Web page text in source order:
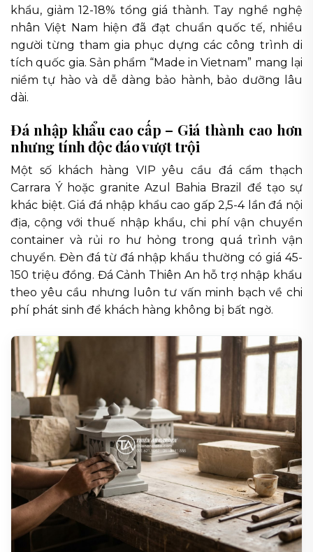
khẩu, giảm 12-18% tổng giá thành. Tay nghề nghệ
nhân Việt Nam hiện đã đạt chuẩn quốc tế, nhiều
người từng tham gia phục dựng các công trình di
tích quốc gia. Sản phẩm “Made in Vietnam” mang lại
niềm tự hào và dễ dàng bảo hành, bảo dưỡng lâu
dài.
Đá nhập khẩu cao cấp – Giá thành cao hơn
nhưng tính độc đáo vượt trội
Một số khách hàng VIP yêu cầu đá cẩm thạch
Carrara Ý hoặc granite Azul Bahia Brazil để tạo sự
khác biệt. Giá đá nhập khẩu cao gấp 2,5-4 lần đá nội
địa, cộng với thuế nhập khẩu, chi phí vận chuyển
container và rủi ro hư hỏng trong quá trình vận
chuyển. Đèn đá từ đá nhập khẩu thường có giá 45-
150 triệu đồng. Đá Cảnh Thiên An hỗ trợ nhập khẩu
theo yêu cầu nhưng luôn tư vấn minh bạch về chi
phí phát sinh để khách hàng không bị bất ngờ.